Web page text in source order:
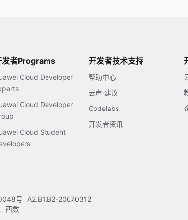
发者Programs
Cloud Developer
Cloud Developer
Cloud Student
开发者技术支持
帮助中心
云声·建议
Codelabs
开发者资讯
号
A2.B1.B2-20070312
西数